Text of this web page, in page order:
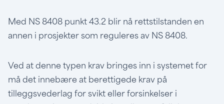
Med NS 8408 punkt 43.2 blir nå rettstilstanden en
annen i prosjekter som reguleres av NS 8408.
Ved at denne typen krav bringes inn i systemet for
må det innebære at berettigede krav på
tilleggsvederlag for svikt eller forsinkelser i